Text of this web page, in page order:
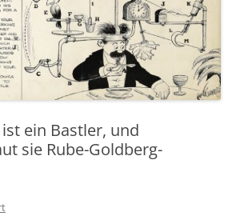
ein Bastler, und
sie Rube-Goldberg-